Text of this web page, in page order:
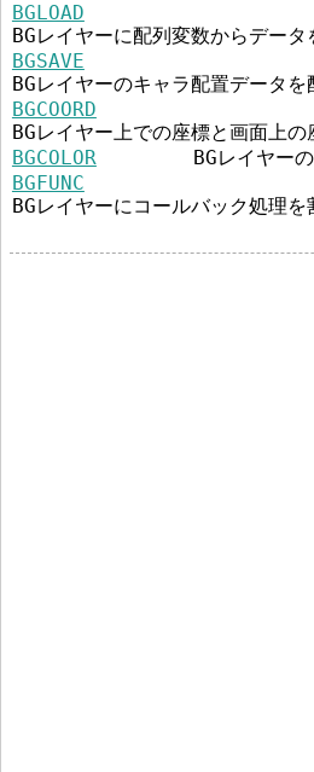
BGLOAD
BGレイヤーに配列変数からデータ
BGSAVE
BGレイヤーのキャラ配置データ
BGCOORD
BGレイヤー上での座標と画面上
BGCOLOR
BGレイヤー
BGFUNC
BGレイヤーにコールバック処理を